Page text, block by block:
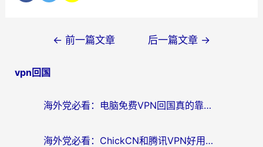
导
← 前一篇文章 后一篇文章 →
vpn回国
海外党必看：电脑免费VPN回国真的靠谱吗？附实测对比与最优方案指南
海外党必看：ChickCN和腾讯VPN好用吗？3招选对回国加速器，告别地区限制